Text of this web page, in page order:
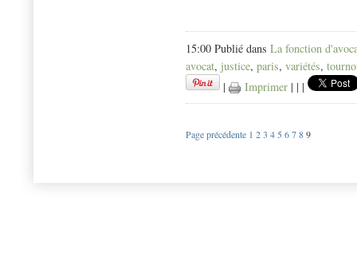
15:00 Publié dans La fonction
avocat, justice, paris, variétés,
|
Imprimer | | |
Page précédente 1 23 4 5 6789